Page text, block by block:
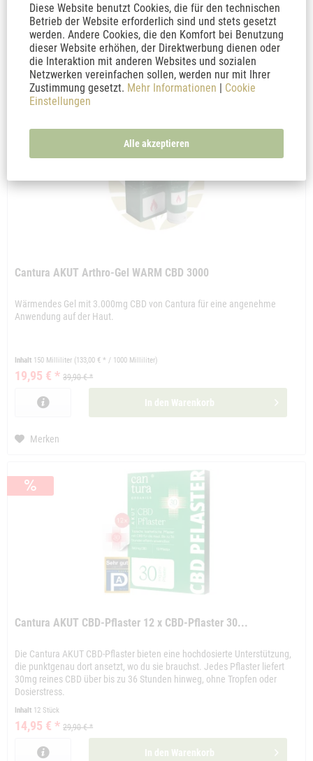
Inhalt10 Milliliter(5.995,00 € * / 1000 Milliliter)
59,95 € * 119,90 € *
In den Warenkorb
Merken
Cantura AKUT Arthro-Gel WARM CBD 3000
Wärmendes Gel mit 3.000mg CBD von Cantura für eine angenehme
Anwendung auf der Haut.
Inhalt 150 Milliliter (133,00 € * / 1000 Milliliter)
19,95 € * 39,90 € *
In den Warenkorb
Merken
Cantura AKUT CBD-Pflaster 12 x CBD-Pflaster 30...
Die Cantura AKUT CBD-Pflaster bieten eine hochdosierte Unterstützung,
die punktgenau dort ansetzt, wo du sie brauchst. Jedes Pflaster liefert
30mg reines CBD über bis zu 36 Stunden hinweg, ohne Tropfen oder
Dosierstress.
Inhalt 12 Stück
14,95 € * 29,90 € *
In den Warenkorb
Diese Website benutzt Cookies, die für den technischen
Betrieb der Website erforderlich sind und stets gesetzt
werden. Andere Cookies, die den Komfort bei Benutzung
dieser Website erhöhen, der Direktwerbung dienen oder
die Interaktion mit anderen Websites und sozialen
Netzwerken vereinfachen sollen, werden nur mit Ihrer
Zustimmung gesetzt. Mehr Informationen | Cookie
Einstellungen
Alle akzeptieren